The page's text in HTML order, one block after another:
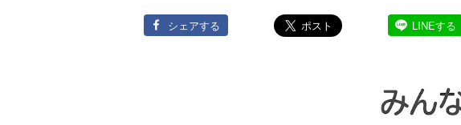
シェアする LINEする